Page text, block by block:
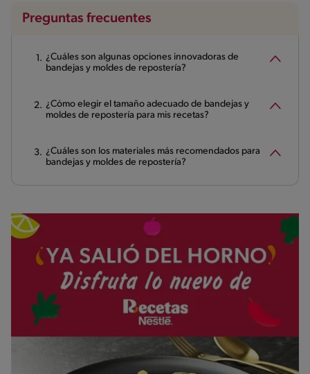
Preguntas frecuentes
¿Cuáles son algunas opciones innovadoras de
bandejas y moldes de repostería?
¿Cómo elegir el tamaño adecuado de bandejas y
moldes de repostería para mis recetas?
¿Cuáles son los materiales más recomendados para
bandejas y moldes de repostería?